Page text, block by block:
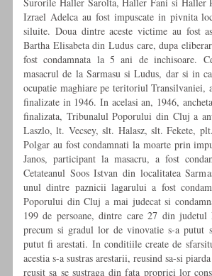
Izrael Adelca au fost impuscate in pivnita
siluite. Doua dintre aceste victime au fost
Bartha Elisabeta din Ludus care, dupa
fost condamnata la 5 ani de inchisoare.
masacrul de la Sarmasu si Ludus, dar si in
ocupatie maghiare pe teritoriul Transilvaniei,
finalizate in 1946. In acelasi an, 1946,
finalizata, Tribunalul Poporului din Cluj a
Laszlo, lt. Vecsey, slt. Halasz, slt. Fekete,
Polgar au fost condamnati la moarte prin
Janos, participant la masacru, a fost
Cetateanul Soos Istvan din localitatea
unul dintre paznicii lagarului a fost
Poporului din Cluj a mai judecat si
199 de persoane, dintre care 27 din
precum si gradul lor de vinovatie s-a putut
putut fi arestati. In conditiile create de
acestia s-a sustras arestarii, reusind sa-si
reusit sa se sustraga din fata propriei lor